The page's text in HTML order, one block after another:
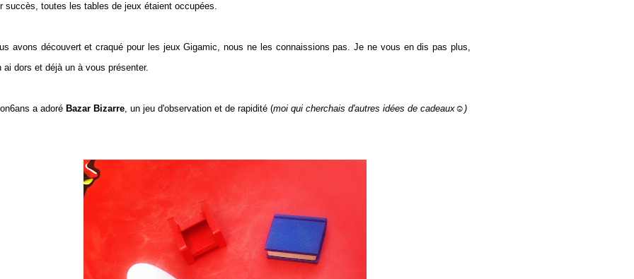
succès, toutes les tables de jeux étaient occupées.
avons découvert et craqué pour les jeux Gigamic, nous ne les connaissions pas. Je ne vous en dis pas plus,
ai dors et déjà un à vous présenter.
a adoré Bazar Bizarre, un jeu d'observation et de rapidité (moi qui cherchais d'autres idées de cadeaux☺)